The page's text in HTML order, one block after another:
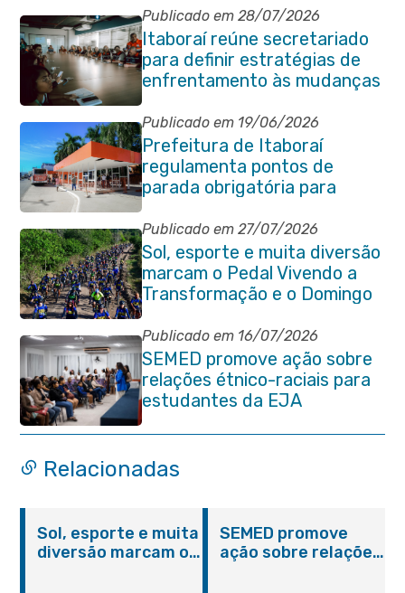
Publicado em 28/07/2026
Itaboraí reúne secretariado
para definir estratégias de
enfrentamento às mudanças
climáticas
Publicado em 19/06/2026
Prefeitura de Itaboraí
regulamenta pontos de
parada obrigatória para
transporte coletivo na
Avenida 22 de Maio
Publicado em 27/07/2026
Sol, esporte e muita diversão
marcam o Pedal Vivendo a
Transformação e o Domingo
no Parque Paleontológico
Publicado em 16/07/2026
SEMED promove ação sobre
relações étnico-raciais para
estudantes da EJA
Relacionadas
Sol, esporte e muita
diversão marcam o
SEMED promove
ação sobre relações